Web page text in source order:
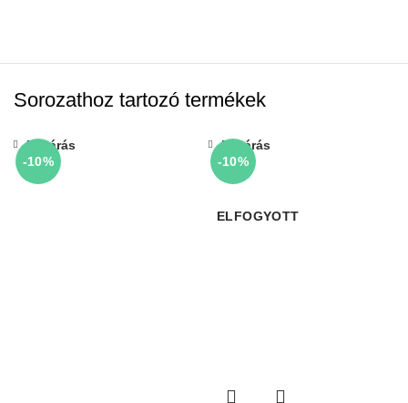
Sorozathoz tartozó termékek
-10%
Bezárás
-10%
ELFOGYOTT
Bezárás